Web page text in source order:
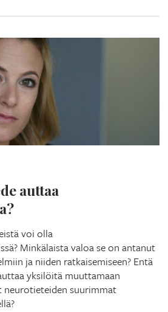
auttaa
voi olla
Minkälaista valoa se on antanut
ja niiden ratkaisemiseen? Entä
yksilöitä muuttamaan
neurotieteiden suurimmat